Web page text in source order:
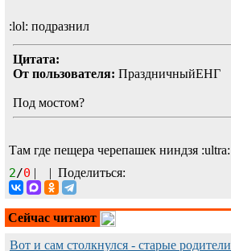
:lol: подразнил
Цитата:
От пользователя: ПраздничныйЕНГ
Под мостом?
Там где пещера черепашек ниндзя :ultra:
2/0 | | Поделиться:
Сейчас читают
Вот и сам столкнулся - старые